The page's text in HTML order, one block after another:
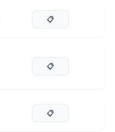
📋
📋
📋